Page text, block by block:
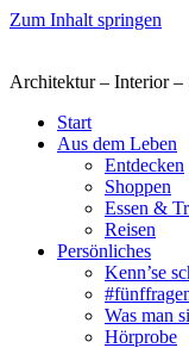
Zum Inhalt springen
Architektur – Interior –
Start
Aus dem Leben
Entdecken
Shoppen
Essen &
Reisen
Persönliches
Kenn’se
Was man
Hörprobe